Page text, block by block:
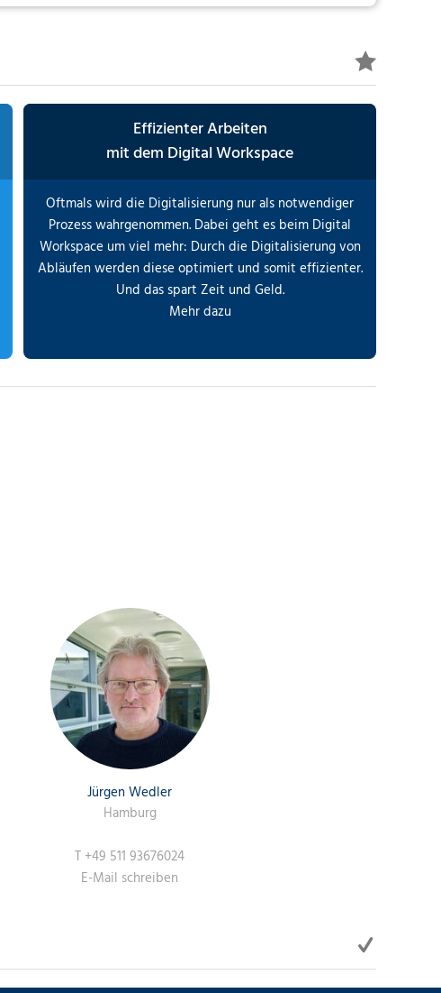
Effizienter Arbeiten
mit dem Digital Workspace
Oftmals wird die Digitalisierung nur als notwendiger
Prozess wahrgenommen. Dabei geht es beim Digital
Workspace um viel mehr: Durch die Digitalisierung von
Abläufen werden diese optimiert und somit effizienter.
Und das spart Zeit und Geld.
Mehr dazu
Jürgen Wedler
Hamburg
T +49 511 93676024
E-Mail schreiben